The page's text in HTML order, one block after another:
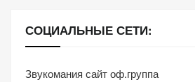
СОЦИАЛЬНЫЕ СЕТИ:
Звукомания сайт оф.группа